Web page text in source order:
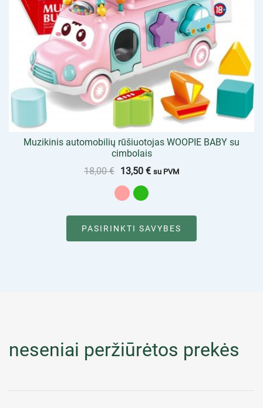
Muzikinis automobilių rūšiuotojas WOOPIE BABY su
cimbolais
18,00€ 13,50 € su PVM
PASIRINKTI SAVYBES
neseniai peržiūrėtos prekės